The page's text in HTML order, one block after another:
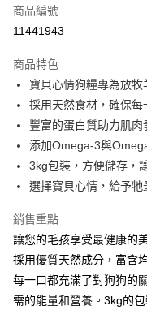
超商取貨付款
Apple Pay
街口支付
悠遊付
Google Pay
相關說明
【關於「AFTEE先享後付」】
AFTEE先享後付是「在收到
便利好安心！
１．簡單：不需註冊會員、
２．便利：只要手機號碼，
商品編號
11441943
商品特色
寶貝心情狗糧專為放牧
採用天然食材，確保每
豐富的蛋白質助力肌肉
添加Omega-3與
3kg包裝，方便儲存，
選擇寶貝心情，給予牠
銷售重點
讓您的毛孩享受最健康的
採用優質天然成分，富含
每一口都充滿了對狗狗的
需的能量和營養。3kg的